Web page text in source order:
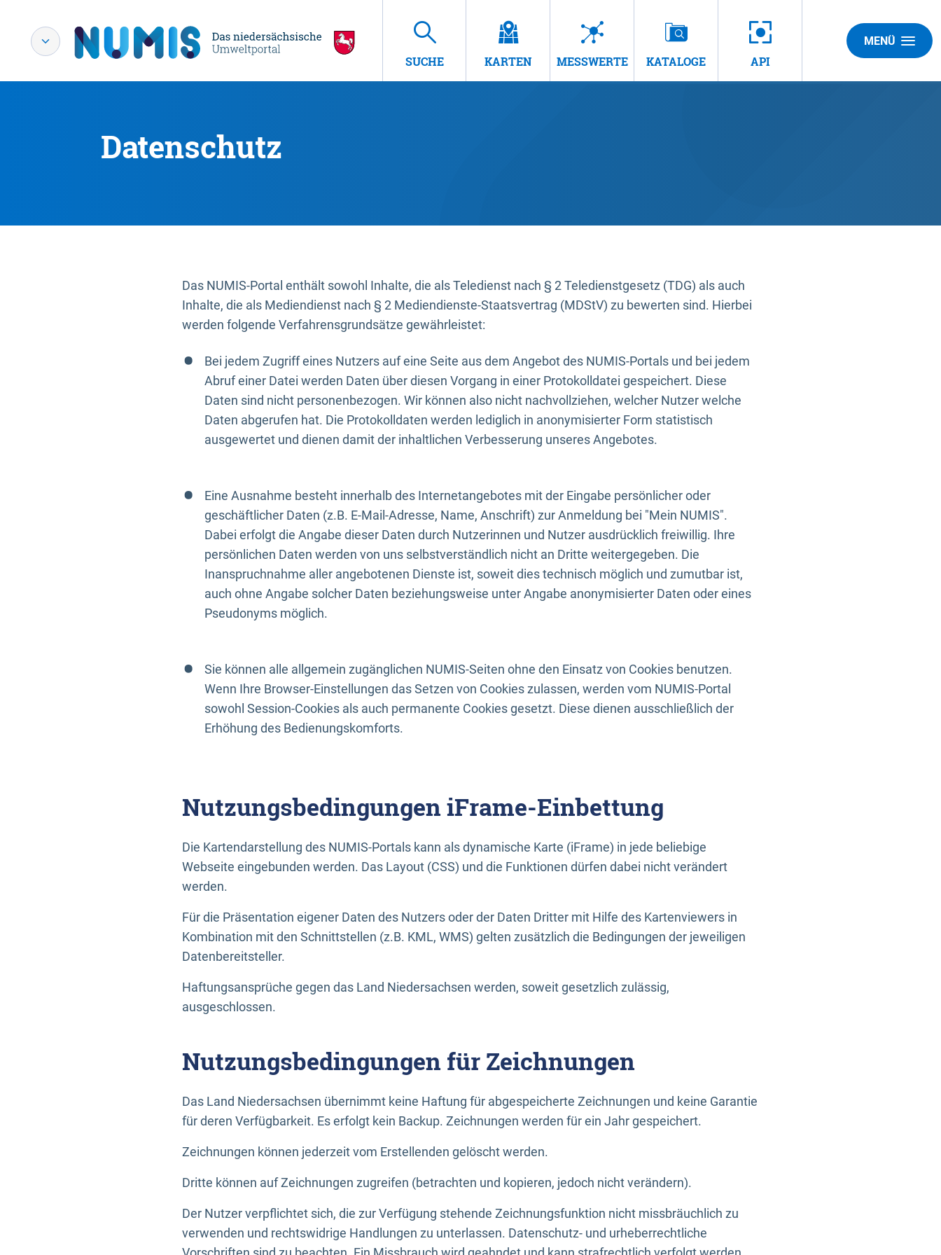
SUCHE KARTEN MESSWERTE KATALOGE API
MENÜ
Datenschutz
Das NUMIS-Portal enthält sowohl Inhalte, die als Teledienst nach § 2 Teledienstgesetz (TDG) als auch
Inhalte, die als Mediendienst nach § 2 Mediendienste-Staatsvertrag (MDStV) zu bewerten sind. Hierbei
werden folgende Verfahrensgrundsätze gewährleistet:
Bei jedem Zugriff eines Nutzers auf eine Seite aus dem Angebot des NUMIS-Portals und bei jedem
Abruf einer Datei werden Daten über diesen Vorgang in einer Protokolldatei gespeichert. Diese
Daten sind nicht personenbezogen. Wir können also nicht nachvollziehen, welcher Nutzer welche
Daten abgerufen hat. Die Protokolldaten werden lediglich in anonymisierter Form statistisch
ausgewertet und dienen damit der inhaltlichen Verbesserung unseres Angebotes.
Eine Ausnahme besteht innerhalb des Internetangebotes mit der Eingabe persönlicher oder
geschäftlicher Daten (z.B. E-Mail-Adresse, Name, Anschrift) zur Anmeldung bei "Mein NUMIS".
Dabei erfolgt die Angabe dieser Daten durch Nutzerinnen und Nutzer ausdrücklich freiwillig. Ihre
persönlichen Daten werden von uns selbstverständlich nicht an Dritte weitergegeben. Die
Inanspruchnahme aller angebotenen Dienste ist, soweit dies technisch möglich und zumutbar ist,
auch ohne Angabe solcher Daten beziehungsweise unter Angabe anonymisierter Daten oder eines
Pseudonyms möglich.
Sie können alle allgemein zugänglichen NUMIS-Seiten ohne den Einsatz von Cookies benutzen.
Wenn Ihre Browser-Einstellungen das Setzen von Cookies zulassen, werden vom NUMIS-Portal
sowohl Session-Cookies als auch permanente Cookies gesetzt. Diese dienen ausschließlich der
Erhöhung des Bedienungskomforts.
Nutzungsbedingungen iFrame-Einbettung
Die Kartendarstellung des NUMIS-Portals kann als dynamische Karte (iFrame) in jede beliebige
Webseite eingebunden werden. Das Layout (CSS) und die Funktionen dürfen dabei nicht verändert
werden.
Für die Präsentation eigener Daten des Nutzers oder der Daten Dritter mit Hilfe des Kartenviewers in
Kombination mit den Schnittstellen (z.B. KML, WMS) gelten zusätzlich die Bedingungen der jeweiligen
Datenbereitsteller.
Haftungsansprüche gegen das Land Niedersachsen werden, soweit gesetzlich zulässig,
ausgeschlossen.
Nutzungsbedingungen für Zeichnungen
Das Land Niedersachsen übernimmt keine Haftung für abgespeicherte Zeichnungen und keine Garantie
für deren Verfügbarkeit. Es erfolgt kein Backup. Zeichnungen werden für ein Jahr gespeichert.
Zeichnungen können jederzeit vom Erstellenden gelöscht werden.
Dritte können auf Zeichnungen zugreifen (betrachten und kopieren, jedoch nicht verändern).
Der Nutzer verpflichtet sich, die zur Verfügung stehende Zeichnungsfunktion nicht missbräuchlich zu
verwenden und rechtswidrige Handlungen zu unterlassen. Datenschutz- und urheberrechtliche